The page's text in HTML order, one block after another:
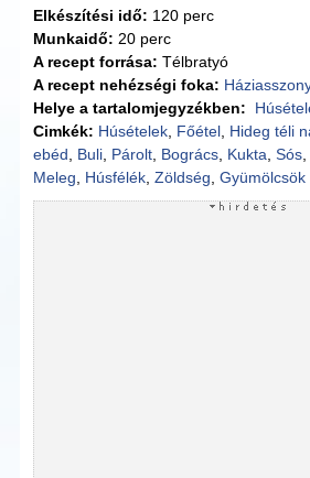
Elkészítési idő: 120 perc
Munkaidő: 20 perc
A recept forrása: Télbratyó
A recept nehézségi foka:
Helye a tartalomjegyzékben:
Cimkék: Húsételek Főétel Hideg téli
ebéd
Buli Párolt Bogrács Kukta ,Sós
Meleg
Húsfélék ,Zöldség ,Gyümölcsök